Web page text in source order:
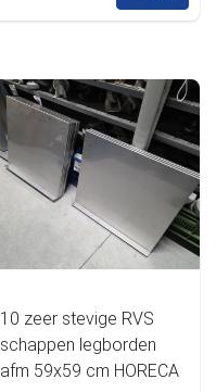
10 zeer stevige RVS
schappen legborden
afm 59x59 cm HORECA